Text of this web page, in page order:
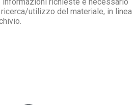
utilizzo del materiale, in linea